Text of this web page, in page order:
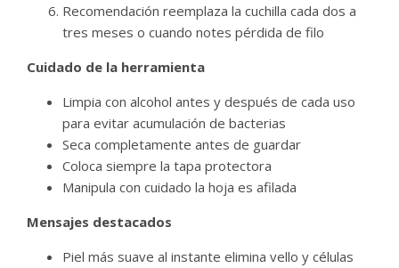
Recomendación reemplaza la cuchilla cada dos a
tres meses o cuando notes pérdida de filo
Cuidado de la herramienta
Limpia con alcohol antes y después de cada uso
para evitar acumulación de bacterias
Seca completamente antes de guardar
Coloca siempre la tapa protectora
Manipula con cuidado la hoja es afilada
Mensajes destacados
Piel más suave al instante elimina vello y células